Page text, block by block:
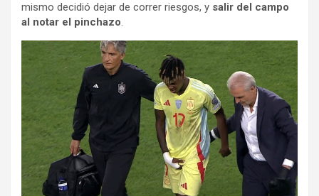
mismo decidió dejar de correr riesgos, y salir del campo
al notar el pinchazo.